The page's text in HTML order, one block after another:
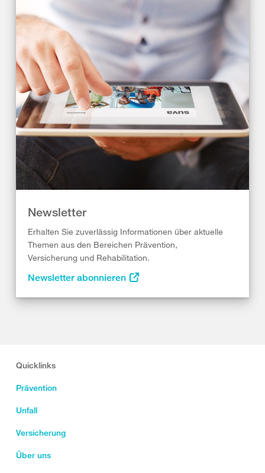
Newsletter
Erhalten Sie zuverlässig Informationen über aktuelle
Themen aus den Bereichen Prävention,
Versicherung und Rehabilitation.
Newsletter abonnieren
Quicklinks
Prävention
Unfall
Versicherung
Über uns